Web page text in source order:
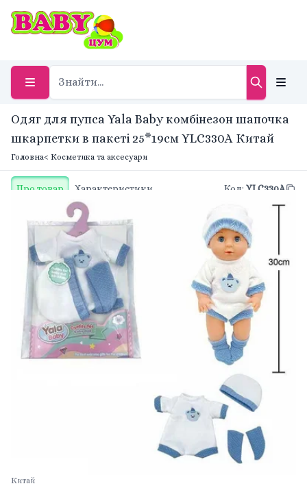
Одяг для пупса Yala Baby комбінезон шапочка
шкарпетки в пакеті 25*19см YLC330A Китай
Головна< Косметика та аксесуари
Про товар Характеристики Код: YLC330A
Китай